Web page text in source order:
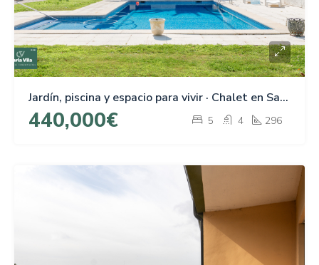
Jardín, piscina y espacio para vivir · Chalet en Santa María Alta
440,000€ 5 4 296